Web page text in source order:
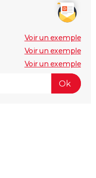
Voir un exemple
Voir un exemple
Voir un exemple